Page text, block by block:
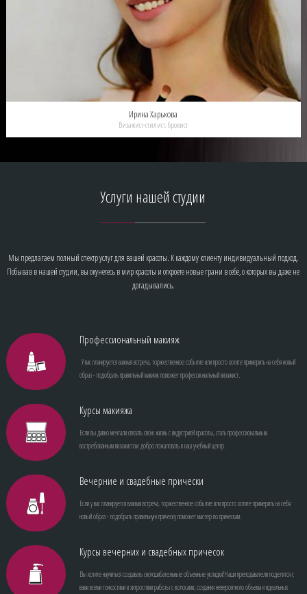
Ирина Харькова
Визажист-стилист, бровист
Услуги нашей студии
Мы предлагаем полный спектр услуг для вашей красоты. К каждому клиенту индивидуальный подход.
Побывав в нашей студии, вы окунетесь в мир красоты и откроете новые грани в себе, о которых вы даже не
догадывались.
Профессиональный макияж
У вас планируется важная встреча, торжественное событие или просто хотите примерить на себя новый
образ - подобрать правильный макияж поможет профессиональный визажист.
Курсы макияжа
Если вы давно мечтали связать свою жизнь с индустрией красоты, стать профессиональным
востребованным визажистом добро пожаловать в наш учебный центр.
Вечерние и свадебные прически
Если у вас планируется важная встреча, торжественное событие или просто хотите примерить на себя
новый образ - подобрать правильную прическу поможет мастер по прическам.
Курсы вечерних и свадебных причесок
Вы хотите научиться создавать сногсшибательные объемные укладки?Наши преподаватели поделятся с
вами всеми тонкостями и хитростями работы с волосами, создания невероятного объема и идеальных